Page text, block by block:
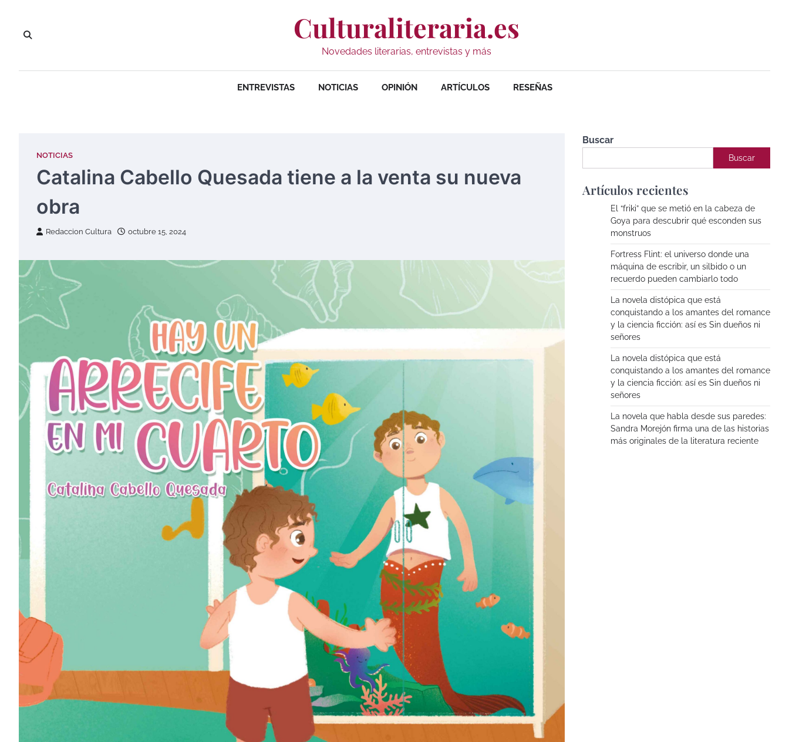
contenido
Culturaliteraria.es
Novedades literarias, entrevistas y más
ENTREVISTAS NOTICIAS OPINIÓN ARTÍCULOS RESEÑAS
NOTICIAS
Catalina Cabello Quesada tiene a la venta su nueva
obra
Redaccion Cultura octubre 15, 2024
Buscar
Buscar
Artículos recientes
El “friki” que se metió en la cabeza de
Goya para descubrir qué esconden sus
monstruos
Fortress Flint: el universo donde una
máquina de escribir, un silbido o un
recuerdo pueden cambiarlo todo
La novela distópica que está
conquistando a los amantes del romance
y la ciencia ficción: así es Sin dueños ni
señores
La novela distópica que está
conquistando a los amantes del romance
y la ciencia ficción: así es Sin dueños ni
señores
La novela que habla desde sus paredes:
Sandra Morejón firma una de las historias
más originales de la literatura reciente